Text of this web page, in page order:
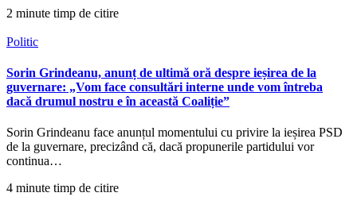
2 minute timp de citire
Politic
Sorin Grindeanu, anunț de ultimă oră despre ieșirea de la
guvernare: „Vom face consultări interne unde vom întreba
dacă drumul nostru e în această Coaliție”
Sorin Grindeanu face anunțul momentului cu privire la ieșirea PSD
de la guvernare, precizând că, dacă propunerile partidului vor
continua…
4 minute timp de citire